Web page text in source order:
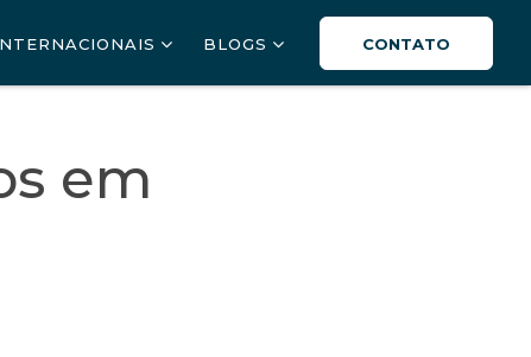
BLOGS CONTATO
em